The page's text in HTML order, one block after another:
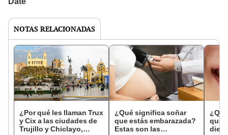
NOTAS RELACIONADAS
¿Por qué les llaman Trux
y Cix a las ciudades de
Trujillo y Chiclayo,
¿Qué significa soñar
que estás embarazada?
Estas son las
que